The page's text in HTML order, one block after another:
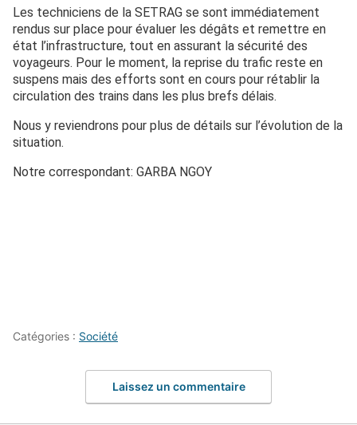
Les techniciens de la SETRAG se sont immédiatement
rendus sur place pour évaluer les dégâts et remettre en
état l’infrastructure, tout en assurant la sécurité des
voyageurs. Pour le moment, la reprise du trafic reste en
suspens mais des efforts sont en cours pour rétablir la
circulation des trains dans les plus brefs délais.
Nous y reviendrons pour plus de détails sur l’évolution de la
situation.
Notre correspondant: GARBA NGOY
Catégories : Société
Laissez un commentaire